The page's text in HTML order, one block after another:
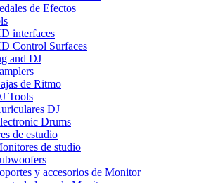
de Efectos
interfaces
Control Surfaces
and DJ
de Ritmo
Tools
DJ
Drums
de estudio
de studio
y accesorios de Monitor